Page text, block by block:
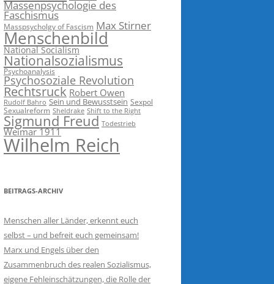
Massenpsychologie des
Faschismus
Masspsycholgy of Fascism Max Stirner
Menschenbild
National Socialism
Nationalsozialismus
Psychoanalysis
Psychosoziale Revolution
Rechtsruck Robert Owen
Rudolf Bahro Sein und Bewusstsein Sexpol
Sexualreform Sheldrake Shift to the Right
Sigmund Freud Todestrieb
Weimar 1911
Wilhelm Reich
BEITRAGS-ARCHIV
Menschen aller Länder, erkennt euch
selbst – und befreit euch gemeinsam!
Marx und Engels über den
Zusammenbruch des realen Sozialismus,
eigene Fehleinschätzungen, die Rolle der